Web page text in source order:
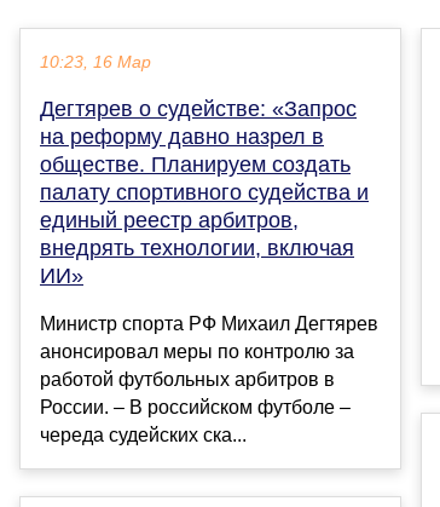
10:23, 16 Мар
Дегтярев о судействе: «Запрос
на реформу давно назрел в
обществе. Планируем создать
палату спортивного судейства и
единый реестр арбитров,
внедрять технологии, включая
ИИ»
Министр спорта РФ Михаил Дегтярев
анонсировал меры по контролю за
работой футбольных арбитров в
России. – В российском футболе –
череда судейских ска...